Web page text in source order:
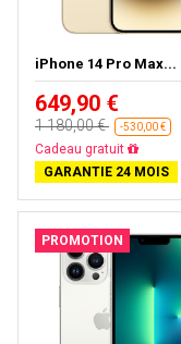
iPhone 14 Pro Max...
649,90 €
1 180,00 € -530,00 €
Livraison gratuite
GARANTIE 24 MOIS
PROMOTION